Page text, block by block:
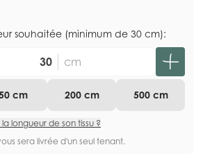
souhaitée (minimum de 30 cm):
cm
cm 200 cm 500 cm
longueur de son tissu ?
sera livrée d'un seul tenant.